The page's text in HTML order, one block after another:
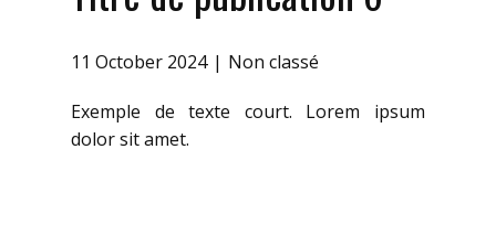
11 October 2024 Non classé
Exemple de texte court. Lorem ipsum
dolor sit amet.